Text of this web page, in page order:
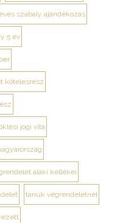
szabály ajándékozás
5 év
kötelesrész
jogi vita
alaki kellékei
tanúk végrendeletnél